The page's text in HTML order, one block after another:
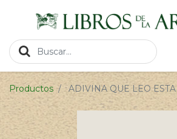
Productos ADIVINA QUE LEO